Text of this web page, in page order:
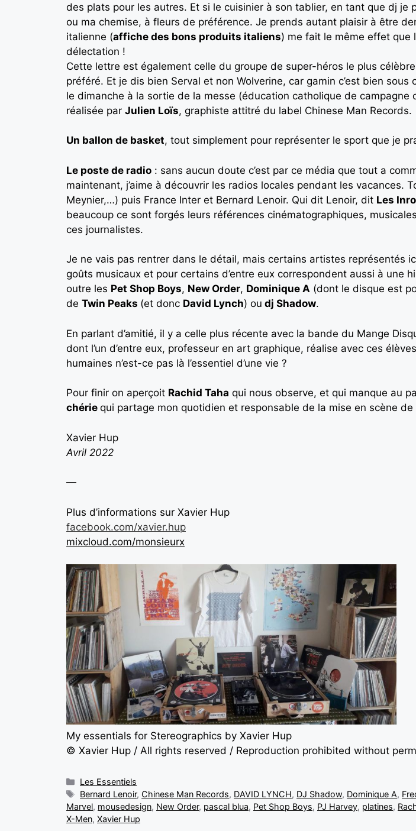
des plats pour les autres. Et si le cuisinier à son tablier, en tant que dj je
ou ma chemise, à fleurs de préférence. Je prends autant plaisir à être
italienne (affiche des bons produits italiens) me fait le même effet que
délectation !
Cette lettre est également celle du groupe de super-héros le plus
préféré. Et je dis bien Serval et non Wolverine, car gamin c’est bien
le dimanche à la sortie de la messe (éducation catholique de
réalisée par Julien Loïs, graphiste attitré du label Chinese Man Records.
Un ballon de basket, tout simplement pour représenter le sport que je
Le poste de radio : sans aucun doute c’est par ce média que tout a
maintenant, j’aime à découvrir les radios locales pendant les vacances.
Meynier,…) puis France Inter et Bernard Lenoir. Qui dit Lenoir, dit Les
beaucoup ce sont forgés leurs références cinématographiques,
ces journalistes.
Je ne vais pas rentrer dans le détail, mais certains artistes représentés
goûts musicaux et pour certains d’entre eux correspondent aussi à une
outre les Pet Shop Boys, New Order, Dominique A (dont le disque est
de Twin Peaks (et donc David Lynch) ou dj Shadow.
En parlant d’amitié, il y a celle plus récente avec la bande du Mange
dont l’un d’entre eux, professeur en art graphique, réalise avec ces
humaines n’est-ce pas là l’essentiel d’une vie ?
Pour finir on aperçoit Rachid Taha qui nous observe, et qui manque au
chérie qui partage mon quotidien et responsable de la mise en scène de
Xavier Hup
Avril 2022
—
Plus d’informations sur Xavier Hup
facebook.com/xavier.hup
mixcloud.com/monsieurx
My essentials for Stereographics by Xavier Hup
© Xavier Hup / All rights reserved / Reproduction prohibited without
Les Essentiels
Bernard Lenoir, Chinese Man Records, DAVID LYNCH, DJ Shadow, Dominique A,
Marvel, mousedesign, New Order, pascal blua, Pet Shop Boys, PJ Harvey, platines,
X-Men, Xavier Hup